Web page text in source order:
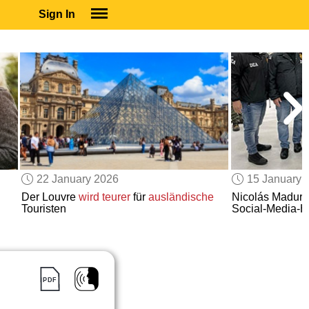
Sign In
SUBSCRIBE
EDUCATIONAL LICENSES
GIFT CARDS
OTHER LANGUAGES
ABOUT US
ALEXA
ADJUST COLORS
22 January 2026
Der Louvre wird teurerfür ausländische
Touristen
15 January
Nicolás
Social-Media-